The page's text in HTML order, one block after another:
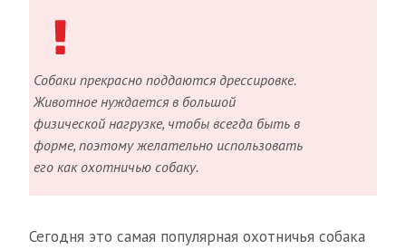
Собаки прекрасно поддаются дрессировке.
Животное нуждается в большой
физической нагрузке, чтобы всегда быть в
форме, поэтому желательно использовать
его как охотничью собаку.
Сегодня это самая популярная охотничья собака